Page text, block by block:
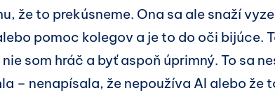
že to prekúsneme. Ona sa ale snaží
pomoc kolegov a je to do oči bijúce.
som hráč a byť aspoň úprimný. To sa
– nenapísala, že nepoužíva AI alebo že